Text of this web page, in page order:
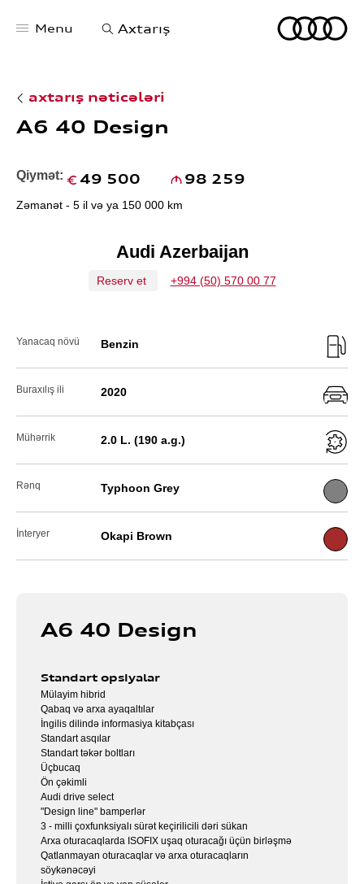
Menu Axtarış
Audi Bakı Mərkəzi
Xəbərlər
Test Drive yazılın
axtarış nəticələri
A6 40 Design
Qiymət: 49 500
98 259
Zəmanət - 5 il və ya 150 000 km
Audi Azerbaijan
Reserv et +994 (50) 570 00 77
Yanacaq növü Benzin
Buraxılış ili 2020
Mühərrik 2.0 L. (190 a.g.)
Rənq Typhoon Grey
İnteryer Okapi Brown
A6 40 Design
Standart opsiyalar
Mülayim hibrid
Qabaq və arxa ayaqaltılar
İngilis dilində informasiya kitabçası
Standart asqılar
Standart təkər boltları
Üçbucaq
Ön çəkimli
Audi drive select
"Design line" bamperlər
3 - milli çoxfunksiyalı sürət keçirilicili dəri sükan
Arxa oturacaqlarda ISOFIX uşaq oturacağı üçün birləşmə
Qatlanmayan oturacaqlar və arxa oturacaqların
söykənəcəyi